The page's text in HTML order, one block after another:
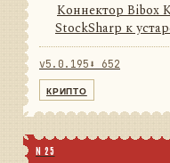
Коннектор Bibox
StockSharp к
цифровых
операции
v5.0.195 ⬇ 652
КРИПТО
N 25